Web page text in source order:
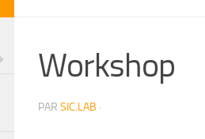
Workshop
PAR SIC.LAB ·